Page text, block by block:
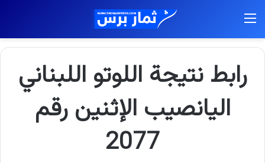
رابط نتيجة اللوتو اللبناني
اليانصيب الإثنين رقم
2077